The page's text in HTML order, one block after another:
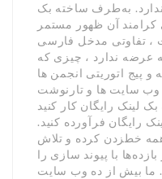
به‌طرف ساخته بک
کرامند آن ظهور مستمر
، تفاوتی مدخل فارسی
ندارد ، چیزی که
و پیج اتوریتی انجمن ها
سایت ها و تارنوشت
لینک رایگان کار کنید
فرآورده کنید.
خطزدن کرده و تلاش
با پیوند سازی را
ما بیش از ده وب سایت